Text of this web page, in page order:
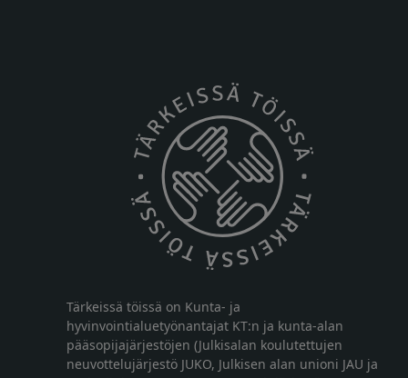
Tärkeissä töissä on Kunta- ja
hyvinvointialuetyönantajat KT:n ja kunta-alan
pääsopijajärjestöjen (Julkisalan koulutettujen
neuvottelujärjestö JUKO, Julkisen alan unioni JAU ja